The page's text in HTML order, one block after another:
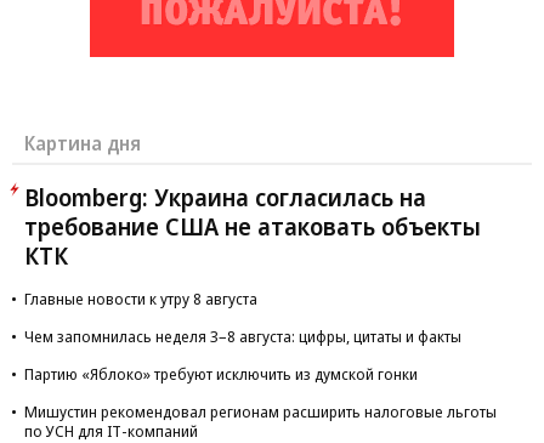
Картина дня
Bloomberg: Украина согласилась на
требование США не атаковать объекты
КТК
Главные новости к утру 8 августа
Чем запомнилась неделя 3–8 августа: цифры, цитаты и факты
Партию «Яблоко» требуют исключить из думской гонки
Мишустин рекомендовал регионам расширить налоговые льготы
по УСН для IT-компаний